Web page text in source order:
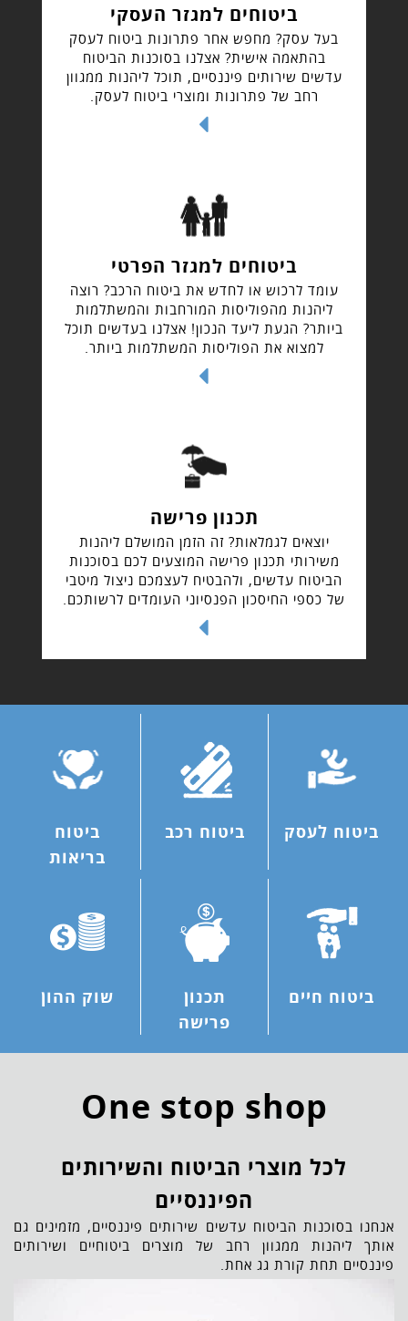
ביטוחים למגזר העסקי
בעל עסק? מחפש אחר פתרונות ביטוח לעסק
בהתאמה אישית? אצלנו בסוכנות הביטוח
עדשים שירותים פיננסיים, תוכל ליהנות ממגוון
רחב של פתרונות ומוצרי ביטוח לעסק.
ביטוחים למגזר הפרטי
עומד לרכוש או לחדש את ביטוח הרכב? רוצה
ליהנות מהפוליסות המורחבות והמשתלמות
ביותר? הגעת ליעד הנכון! אצלנו בעדשים תוכל
למצוא את הפוליסות המשתלמות ביותר.
תכנון פרישה
יוצאים לגמלאות? זה הזמן המושלם ליהנות
משירותי תכנון פרישה המוצעים לכם בסוכנות
הביטוח עדשים, ולהבטיח לעצמכם ניצול מיטבי
של כספי החיסכון הפנסיוני העומדים לרשותכם.
ביטוח לעסק ביטוח רכב
ביטוח
בריאות
ביטוח חיים
תכנון
פרישה
שוק ההון
One stop shop
לכל מוצרי הביטוח והשירותים
הפיננסיים
אנחנו בסוכנות הביטוח עדשים שירותים פיננסיים, מזמינים גם
אותך ליהנות ממגוון רחב של מוצרים ביטוחיים ושירותים
פיננסיים תחת קורת גג אחת.